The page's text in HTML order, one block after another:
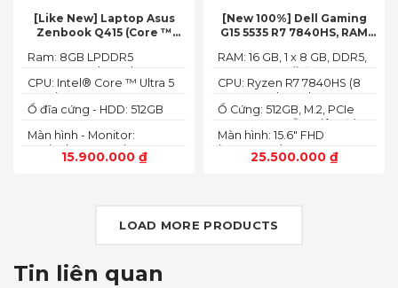
[Like New] Laptop Asus
Zenbook Q415 (Core ™
512GB, 14.0inch WUXGA
OLED, Win 11)
15.900.000 ₫
Màn hình - Monitor:
14.0inch WUXGA (1920 x
1200) 16:10, OLED, 500 nits,
Ổ đĩa cứng - HDD: 512GB
CPU: Intel® Core ™ Ultra 5
125H (3.60GHz up to
4.50GHz, 18MB Cache)
Ram: 8GB LPDDR5
7467MHz on board
[New 100%] Dell Gaming
G15 5535 R7 7840HS, RAM
8G, 15.6-inch FHD 165Hz
Windows 11 Dark Shadow
Gray
25.500.000 ₫
Màn hình: 15.6" FHD
(1920x1080) 165Hz, 3ms,
sRGB-100%,
Ổ Cứng: 512GB, M.2, PCIe
NVMe, SSD-Hỗ trợ lên đến
4 TB (2 khe SSD)
CPU: Ryzen R7 7840HS (8
Cores, 16 Threads, 24MB
Cache, 3.80 GHz up to 5.1
RAM: 16 GB, 1 x 8 GB, DDR5,
4800 MHz -Tối đa 32GB
LOAD MORE PRODUCTS
Tin liên quan